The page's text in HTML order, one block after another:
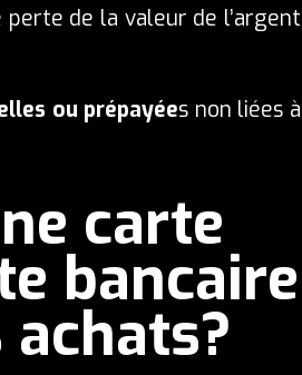
de la valeur de l’argent
ou prépayées non liées à
carte
bancaire